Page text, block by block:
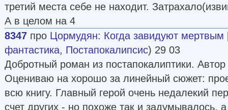
третий места себе не находит.
А в целом на 4
8347 про Цормудян: Когда завидуют мертвым
фантастика, Постапокалипсис) 29 03
Добротный роман из постапокалиптики. Автор
Оцениваю на хорошо за линейный сюжет:
всю книгу. Главный герой очень недалекий
счет других - но похоже так и задумывалось,